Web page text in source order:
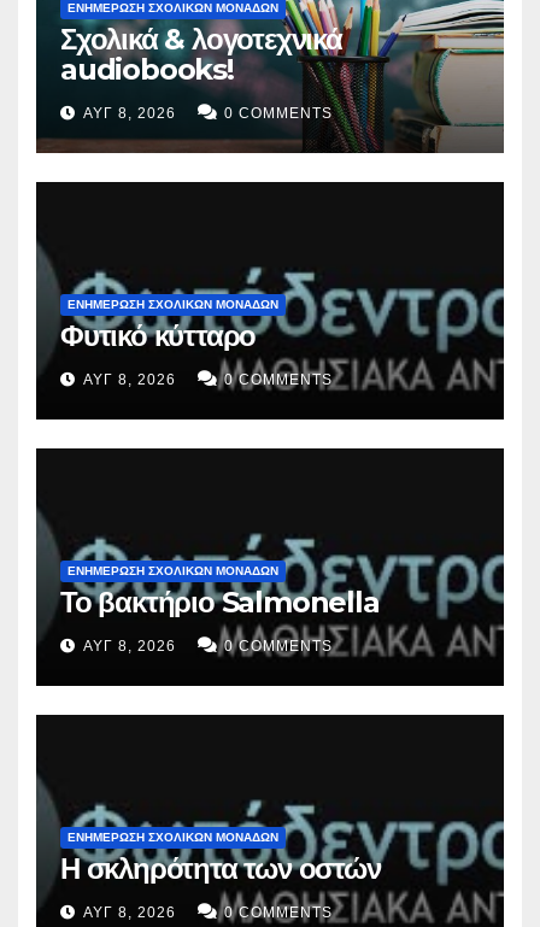
ΕΝΗΜΕΡΩΣΗ ΣΧΟΛΙΚΩΝ ΜΟΝΑΔΩΝ
Σχολικά & λογοτεχνικά
audiobooks!
ΑΥΓ 8, 2026 0 COMMENTS
ΕΝΗΜΕΡΩΣΗ ΣΧΟΛΙΚΩΝ ΜΟΝΑΔΩΝ
Φυτικό κύτταρο
ΑΥΓ 8, 2026 0 COMMENTS
ΕΝΗΜΕΡΩΣΗ ΣΧΟΛΙΚΩΝ ΜΟΝΑΔΩΝ
Το βακτήριο Salmonella
ΑΥΓ 8, 2026 0 COMMENTS
ΕΝΗΜΕΡΩΣΗ ΣΧΟΛΙΚΩΝ ΜΟΝΑΔΩΝ
Η σκληρότητα των οστών
ΑΥΓ 8, 2026 0 COMMENTS